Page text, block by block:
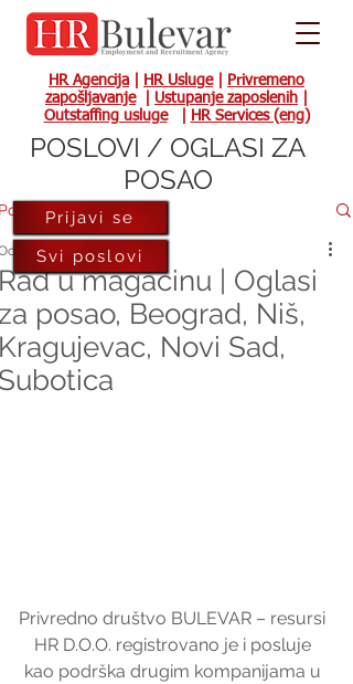
HR Agencija HR Usluge|
Privremeno
zapošljavanje| Ustupanje zaposlenih
Outstaffing usluge| HR Services (eng)
u magacinu | Oglasi
posao, Beograd, Niš,
Novi Sad,
9, 2019
Privredno društvo BULEVAR – resursi
HR D.O.O. registrovano je i posluje
kao podrška drugim kompanijama u
Prijavi se
Svi poslovi
POSLOVI / OGLASI ZA
POSAO